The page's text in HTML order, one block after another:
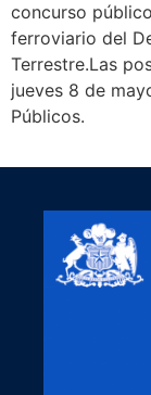
concurso
ferroviario del
Terrestre.Las
jueves 8 de
Públicos.